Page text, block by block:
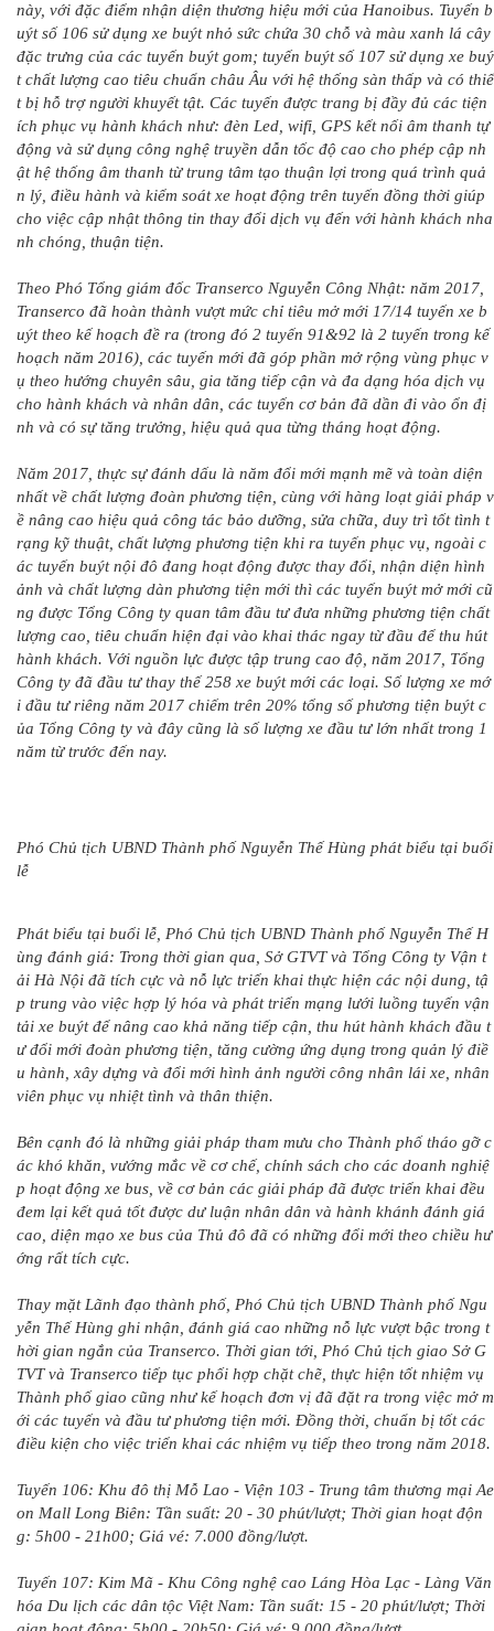
này, với đặc điểm nhận diện thương hiệu mới của Hanoibus. Tuyến b
uýt số 106 sử dụng xe buýt nhỏ sức chứa 30 chỗ và màu xanh lá cây
đặc trưng của các tuyến buýt gom; tuyến buýt số 107 sử dụng xe buý
t chất lượng cao tiêu chuẩn châu Âu với hệ thống sàn thấp và có thiế
t bị hỗ trợ người khuyết tật. Các tuyến được trang bị đầy đủ các tiện
ích phục vụ hành khách như: đèn Led, wifi, GPS kết nối âm thanh tự
động và sử dụng công nghệ truyền dẫn tốc độ cao cho phép cập nh
ật hệ thống âm thanh từ trung tâm tạo thuận lợi trong quá trình quả
n lý, điều hành và kiểm soát xe hoạt động trên tuyến đồng thời giúp
cho việc cập nhật thông tin thay đổi dịch vụ đến với hành khách nha
nh chóng, thuận tiện.
Theo Phó Tổng giám đốc Transerco Nguyễn Công Nhật: năm 2017,
Transerco đã hoàn thành vượt mức chỉ tiêu mở mới 17/14 tuyến xe b
uýt theo kế hoạch đề ra (trong đó 2 tuyến 91&92 là 2 tuyến trong kế
hoạch năm 2016), các tuyến mới đã góp phần mở rộng vùng phục v
ụ theo hướng chuyên sâu, gia tăng tiếp cận và đa dạng hóa dịch vụ
cho hành khách và nhân dân, các tuyến cơ bản đã dần đi vào ổn đị
nh và có sự tăng trưởng, hiệu quả qua từng tháng hoạt động.
Năm 2017, thực sự đánh dấu là năm đổi mới mạnh mẽ và toàn diện
nhất về chất lượng đoàn phương tiện, cùng với hàng loạt giải pháp v
ề nâng cao hiệu quả công tác bảo dưỡng, sửa chữa, duy trì tốt tình t
rạng kỹ thuật, chất lượng phương tiện khi ra tuyến phục vụ, ngoài c
ác tuyến buýt nội đô đang hoạt động được thay đổi, nhận diện hình
ảnh và chất lượng dàn phương tiện mới thì các tuyến buýt mở mới cũ
ng được Tổng Công ty quan tâm đầu tư đưa những phương tiện chất
lượng cao, tiêu chuẩn hiện đại vào khai thác ngay từ đầu để thu hút
hành khách. Với nguồn lực được tập trung cao độ, năm 2017, Tổng
Công ty đã đầu tư thay thế 258 xe buýt mới các loại. Số lượng xe mớ
i đầu tư riêng năm 2017 chiếm trên 20% tổng số phương tiện buýt c
ủa Tổng Công ty và đây cũng là số lượng xe đầu tư lớn nhất trong 1
năm từ trước đến nay.
Phó Chủ tịch UBND Thành phố Nguyễn Thế Hùng phát biểu tại buổi
lễ
Phát biểu tại buổi lễ, Phó Chủ tịch UBND Thành phố Nguyễn Thế H
ùng đánh giá: Trong thời gian qua, Sở GTVT và Tổng Công ty Vận t
ải Hà Nội đã tích cực và nỗ lực triển khai thực hiện các nội dung, tậ
p trung vào việc hợp lý hóa và phát triển mạng lưới luồng tuyến vận
tải xe buýt để nâng cao khả năng tiếp cận, thu hút hành khách đầu t
ư đổi mới đoàn phương tiện, tăng cường ứng dụng trong quản lý điề
u hành, xây dựng và đổi mới hình ảnh người công nhân lái xe, nhân
viên phục vụ nhiệt tình và thân thiện.
Bên cạnh đó là những giải pháp tham mưu cho Thành phố tháo gỡ c
ác khó khăn, vướng mắc về cơ chế, chính sách cho các doanh nghiệ
p hoạt động xe bus, về cơ bản các giải pháp đã được triển khai đều
đem lại kết quả tốt được dư luận nhân dân và hành khánh đánh giá
cao, diện mạo xe bus của Thủ đô đã có những đổi mới theo chiều hư
ớng rất tích cực.
Thay mặt Lãnh đạo thành phố, Phó Chủ tịch UBND Thành phố Ngu
yễn Thế Hùng ghi nhận, đánh giá cao những nỗ lực vượt bậc trong t
hời gian ngắn của Transerco. Thời gian tới, Phó Chủ tịch giao Sở G
TVT và Transerco tiếp tục phối hợp chặt chẽ, thực hiện tốt nhiệm vụ
Thành phố giao cũng như kế hoạch đơn vị đã đặt ra trong việc mở m
ới các tuyến và đầu tư phương tiện mới. Đồng thời, chuẩn bị tốt các
điều kiện cho việc triển khai các nhiệm vụ tiếp theo trong năm 2018.
Tuyến 106: Khu đô thị Mỗ Lao - Viện 103 - Trung tâm thương mại Ae
on Mall Long Biên: Tần suất: 20 - 30 phút/lượt; Thời gian hoạt độn
g: 5h00 - 21h00; Giá vé: 7.000 đồng/lượt.
Tuyến 107: Kim Mã - Khu Công nghệ cao Láng Hòa Lạc - Làng Văn
hóa Du lịch các dân tộc Việt Nam: Tần suất: 15 - 20 phút/lượt; Thời